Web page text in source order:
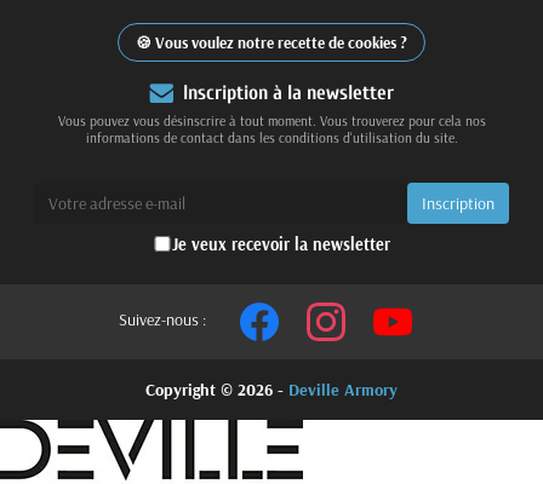
Vous voulez notre recette de cookies ?
Inscription à la newsletter
Vous pouvez vous désinscrire à tout moment. Vous trouverez pour cela nos
informations de contact dans les conditions d'utilisation du site.
Je veux recevoir la newsletter
Suivez-nous :
Copyright © 2026 - Deville Armory